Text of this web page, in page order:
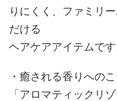
りにくく、ファミリ
だける
ヘアケアアイテムです
・癒される香りへの
「アロマティックリ